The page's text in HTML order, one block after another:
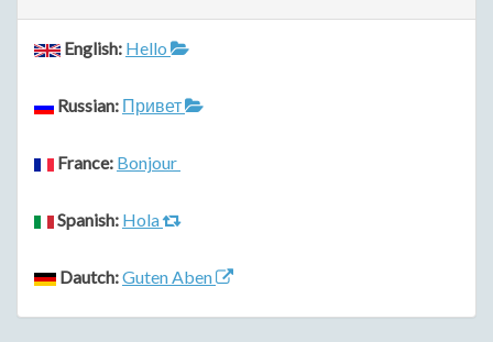
English: Hello
Russian: Привет
France: Bonjour
Spanish: Hola
Dautch:Guten Aben